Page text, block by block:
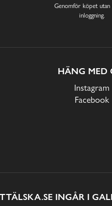
Genomför köpet utan
inloggning.
HÄNG MED
Instagram
Facebook
INGÅR I